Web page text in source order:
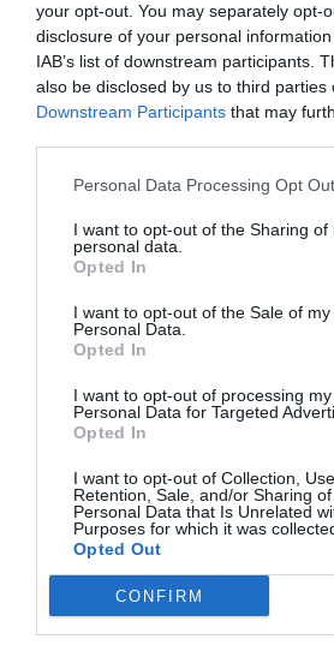
your opt-out. You may separately opt-
disclosure of your personal
IAB’s list of downstream participants.
also be disclosed by us to third parties
Downstream Participants that may
Personal Data Processing Opt
I want to opt-out of the Sharing of
personal data.
Opted In
I want to opt-out of the Sale of my
Personal Data.
Opted In
I want to opt-out of processing my
Personal Data for Targeted
Opted In
I want to opt-out of Collection, Use,
Retention, Sale, and/or Sharing
Personal Data that Is Unrelated
Purposes for which it was
Opted Out
CONFIRM
Γίνε
Βρες το
Όλα τα